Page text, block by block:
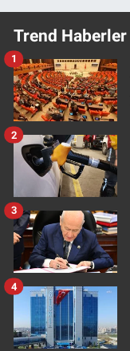
Trend Haberler
1
2
3
4